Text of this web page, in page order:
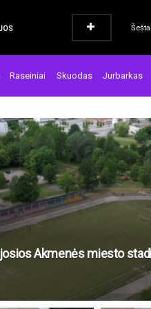
Raseiniai Skuodas Jurbarkas
Akmenės miesto